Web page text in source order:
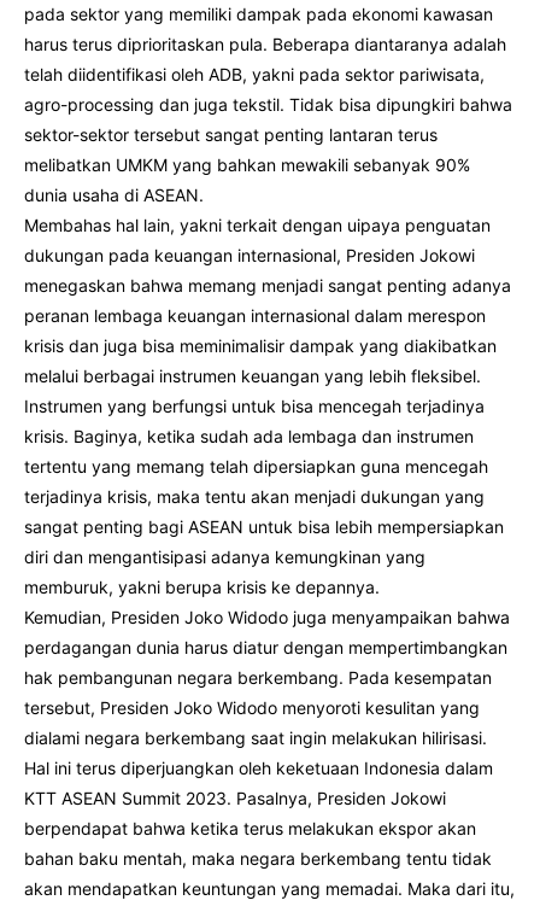
pada sektor yang memiliki dampak pada ekonomi kawasan
harus terus diprioritaskan pula. Beberapa diantaranya adalah
telah diidentifikasi oleh ADB, yakni pada sektor pariwisata,
agro-processing dan juga tekstil. Tidak bisa dipungkiri bahwa
sektor-sektor tersebut sangat penting lantaran terus
melibatkan UMKM yang bahkan mewakili sebanyak 90%
dunia usaha di ASEAN.
Membahas hal lain, yakni terkait dengan uipaya penguatan
dukungan pada keuangan internasional, Presiden Jokowi
menegaskan bahwa memang menjadi sangat penting adanya
peranan lembaga keuangan internasional dalam merespon
krisis dan juga bisa meminimalisir dampak yang diakibatkan
melalui berbagai instrumen keuangan yang lebih fleksibel.
Instrumen yang berfungsi untuk bisa mencegah terjadinya
krisis. Baginya, ketika sudah ada lembaga dan instrumen
tertentu yang memang telah dipersiapkan guna mencegah
terjadinya krisis, maka tentu akan menjadi dukungan yang
sangat penting bagi ASEAN untuk bisa lebih mempersiapkan
diri dan mengantisipasi adanya kemungkinan yang
memburuk, yakni berupa krisis ke depannya.
Kemudian, Presiden Joko Widodo juga menyampaikan bahwa
perdagangan dunia harus diatur dengan mempertimbangkan
hak pembangunan negara berkembang. Pada kesempatan
tersebut, Presiden Joko Widodo menyoroti kesulitan yang
dialami negara berkembang saat ingin melakukan hilirisasi.
Hal ini terus diperjuangkan oleh keketuaan Indonesia dalam
KTT ASEAN Summit 2023. Pasalnya, Presiden Jokowi
berpendapat bahwa ketika terus melakukan ekspor akan
bahan baku mentah, maka negara berkembang tentu tidak
akan mendapatkan keuntungan yang memadai. Maka dari itu,